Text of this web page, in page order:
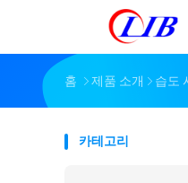
홈 제품 소개 습도
카테고리